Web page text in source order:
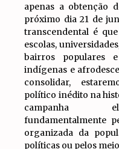
apenas a obtenção
próximo dia 21 de
transcendental é
escolas,
bairros populares e
indígenas e
consolidar,
político inédito na
campanha
fundamentalmente
organizada da
políticas ou pelos